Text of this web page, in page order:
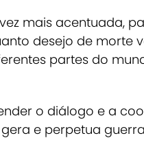
mais acentuada,
desejo de morte
partes do
o diálogo e a
e perpetua